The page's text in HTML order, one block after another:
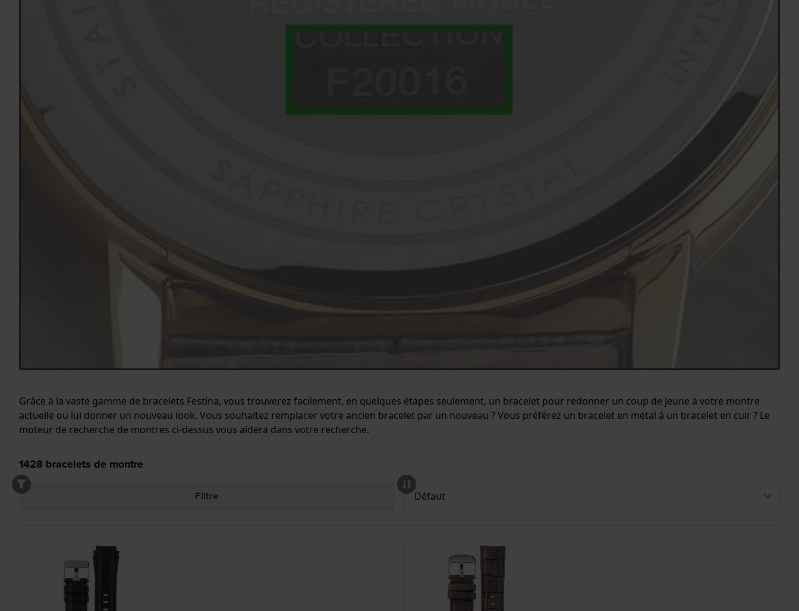
Grâce à la vaste gamme de bracelets Festina, vous trouverez facilement, en quelques étapes seulement, un bracelet pour redonner un coup de jeune à votre montre
actuelle ou lui donner un nouveau look. Vous souhaitez remplacer votre ancien bracelet par un nouveau ? Vous préférez un bracelet en métal à un bracelet en cuir ? Le
moteur de recherche de montres ci-dessus vous aidera dans votre recherche.
1428 bracelets de montre
Filtre